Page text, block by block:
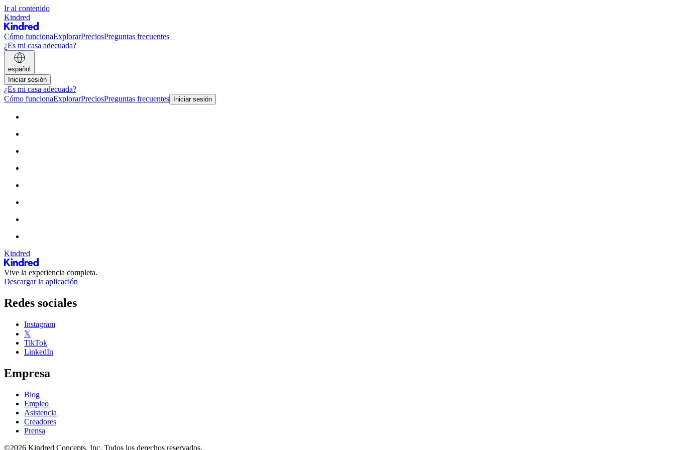
Ir al contenido
Kindred
Cómo funcionaExplorarPreciosPreguntas frecuentes
¿Es mi casa adecuada?
español
Iniciar sesión
¿Es mi casa adecuada?
Cómo funcionaExplorarPreciosPreguntas frecuentes Iniciar sesión
Kindred
Vive la experiencia completa.
Descargar la aplicación
Redes sociales
Instagram
𝕏
TikTok
LinkedIn
Empresa
Blog
Empleo
Asistencia
Creadores
Prensa
©2026 Kindred Concepts, Inc. Todos los derechos reservados.